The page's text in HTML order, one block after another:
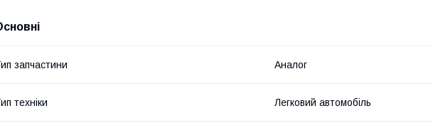
запчастини Аналог
техніки Легковий автомобіль